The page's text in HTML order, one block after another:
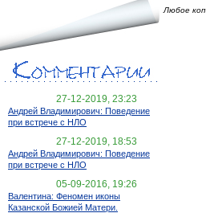
27-12-2019, 23:23
Андрей Владимирович: Поведение
при встрече с НЛО
27-12-2019, 18:53
Андрей Владимирович: Поведение
при встрече с НЛО
05-09-2016, 19:26
Валентина: Феномен иконы
Казанской Божией Матери.
Любое